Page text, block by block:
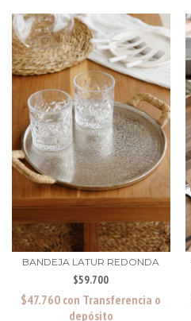
BANDEJA LATUR REDONDA
$59.700
$47.760 con Transferencia o
depósito